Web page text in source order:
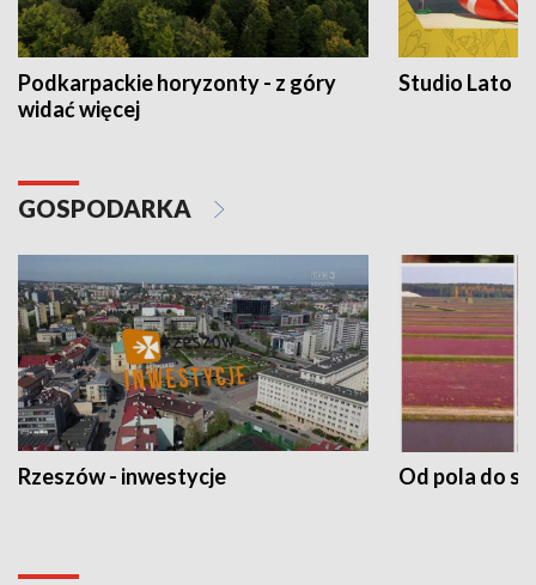
Podkarpackie horyzonty - z góry
widać więcej
Studio Lato
GOSPODARKA
Rzeszów - inwestycje Od pola do